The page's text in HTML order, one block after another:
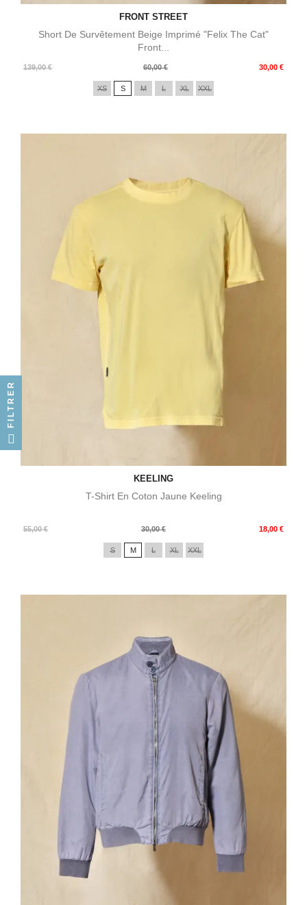
FRONT STREET
Short De Survêtement Beige Imprimé "Felix The Cat"
Front...
139,00 €
Prix
60,00 € 30,00 €
Prix
XS S M L XL XXL
KEELING
T-Shirt En Coton Jaune Keeling
55,00 €
Prix
30,00 € 18,00 €
Prix
S M L XL XXL
FILTRER